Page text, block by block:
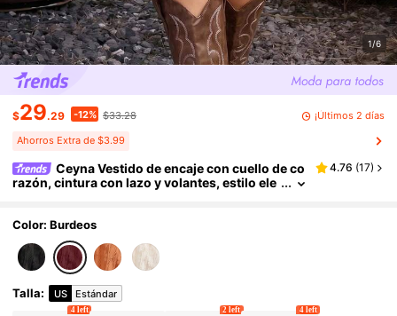
1/6
$29.29 -12% $33.28 ¡Últimos 2 días
Ahorros Extra de $3.99
Ceyna Vestido de encaje con cuello de co
razón, cintura con lazo y volantes, estilo ele
4.76 (17)
Color: Burdeos
Talla: US Estándar
4 left 2 left 4 left